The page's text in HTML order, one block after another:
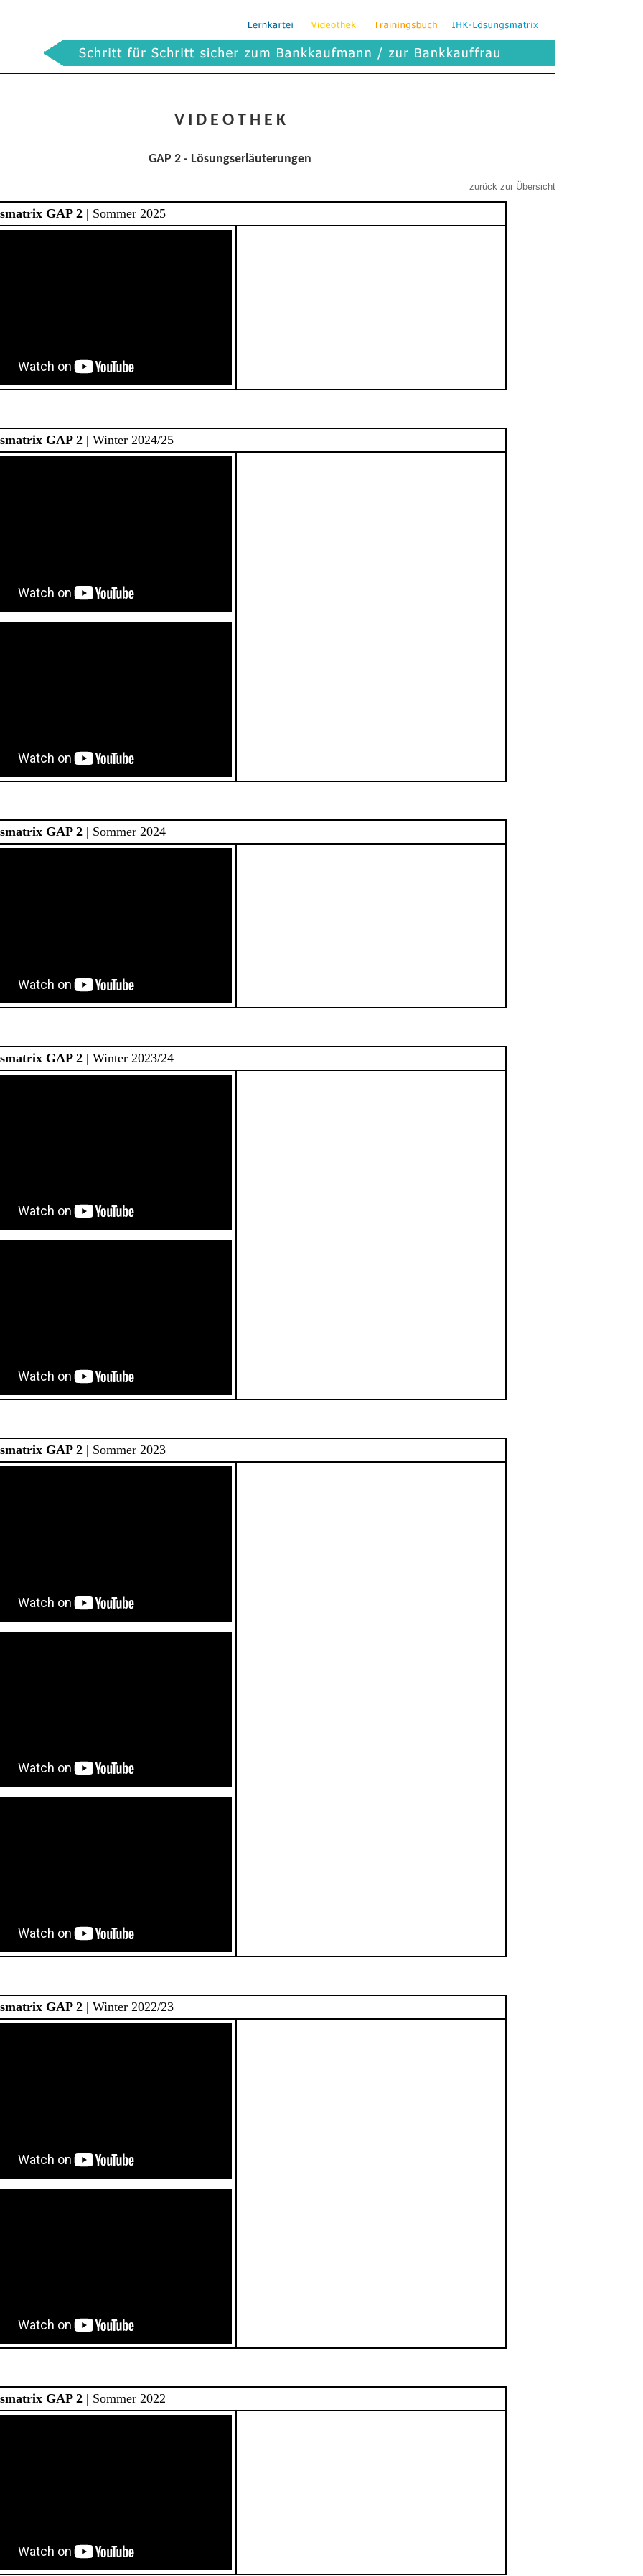
V I D E O T H E K
GAP 2 - Lösungserläuterungen
zurück zur Übersicht
GAP 2 | Sommer 2025
GAP 2 | Winter 2024/25
GAP 2 | Sommer 2024
GAP 2 | Winter 2023/24
GAP 2 | Sommer 2023
GAP 2 | Winter 2022/23
GAP 2 | Sommer 2022